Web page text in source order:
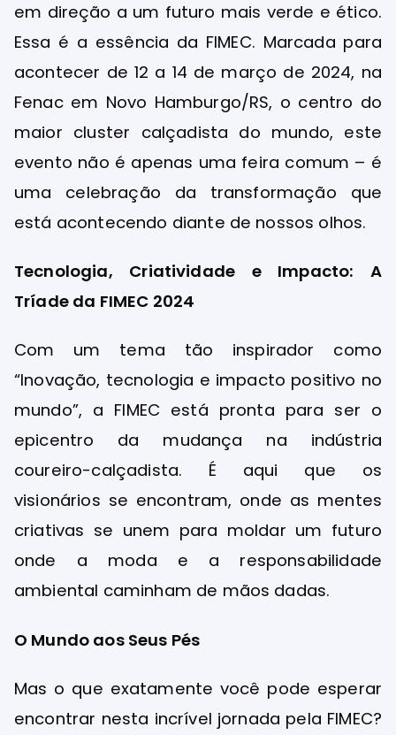
em direção a um futuro mais verde e ético.
Essa é a essência da FIMEC. Marcada para
acontecer de 12 a 14 de março de 2024, na
Fenac em Novo Hamburgo/RS, o centro do
maior cluster calçadista do mundo, este
evento não é apenas uma feira comum – é
uma celebração da transformação que
está acontecendo diante de nossos olhos.
Tecnologia, Criatividade e Impacto: A
Tríade da FIMEC 2024
Com um tema tão inspirador como
“Inovação, tecnologia e impacto positivo no
mundo”, a FIMEC está pronta para ser o
epicentro da mudança na indústria
coureiro-calçadista. É aqui que os
visionários se encontram, onde as mentes
criativas se unem para moldar um futuro
onde a moda e a responsabilidade
ambiental caminham de mãos dadas.
O Mundo aos Seus Pés
Mas o que exatamente você pode esperar
encontrar nesta incrível jornada pela FIMEC?